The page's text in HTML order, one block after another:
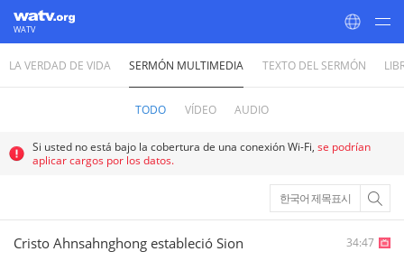
WATV
World Mission Society Church of God
LA VERDAD DE VIDA SERMÓN MULTIMEDIA TEXTO DEL SERMÓN
TODO VÍDEO AUDIO
Si usted no está bajo la cobertura de una conexión Wi-Fi, se podrían
aplicar cargos por los datos.
한국어 제목표시
Cristo Ahnsahnghong estableció Sion 34:47